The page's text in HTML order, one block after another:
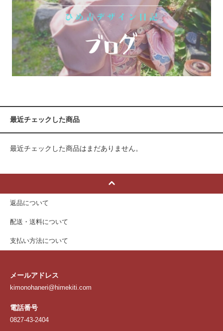
最近チェックした商品
最近チェックした商品はまだありません。
返品について
配送・送料について
支払い方法について
メールアドレス
kimonohaneri@himekiti.com
電話番号
0827-43-2404